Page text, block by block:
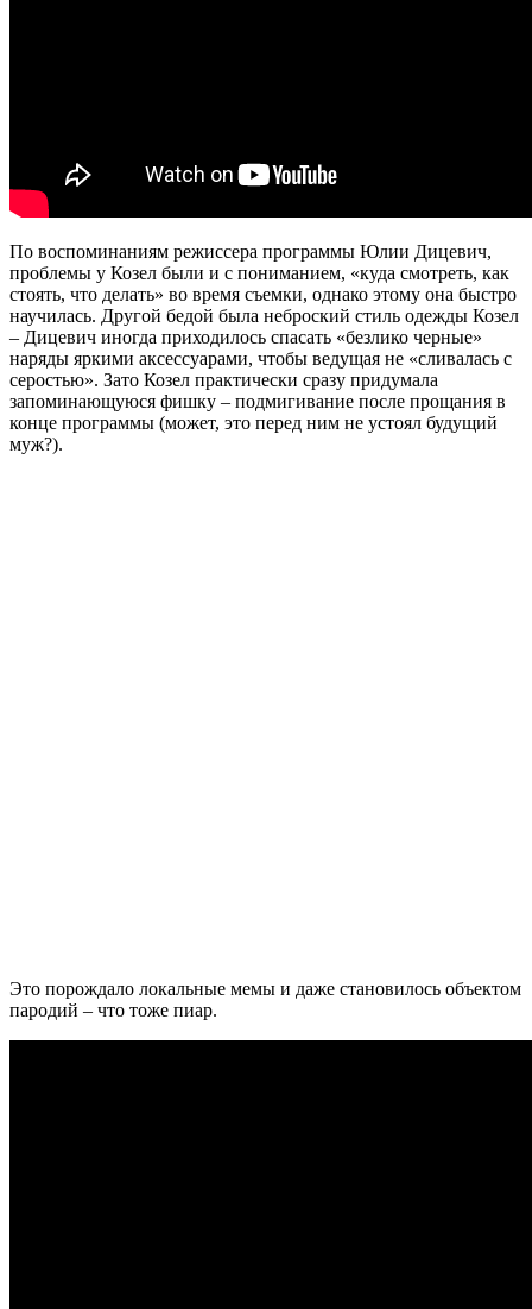
По воспоминаниям режиссера программы Юлии Дицевич,
проблемы у Козел были и с пониманием, «куда смотреть, как
стоять, что делать» во время съемки, однако этому она быстро
научилась. Другой бедой была неброский стиль одежды Козел
– Дицевич иногда приходилось спасать «безлико черные»
наряды яркими аксессуарами, чтобы ведущая не «сливалась с
серостью». Зато Козел практически сразу придумала
запоминающуюся фишку – подмигивание после прощания в
конце программы (может, это перед ним не устоял будущий
муж?).
Это порождало локальные мемы и даже становилось объектом
пародий – что тоже пиар.